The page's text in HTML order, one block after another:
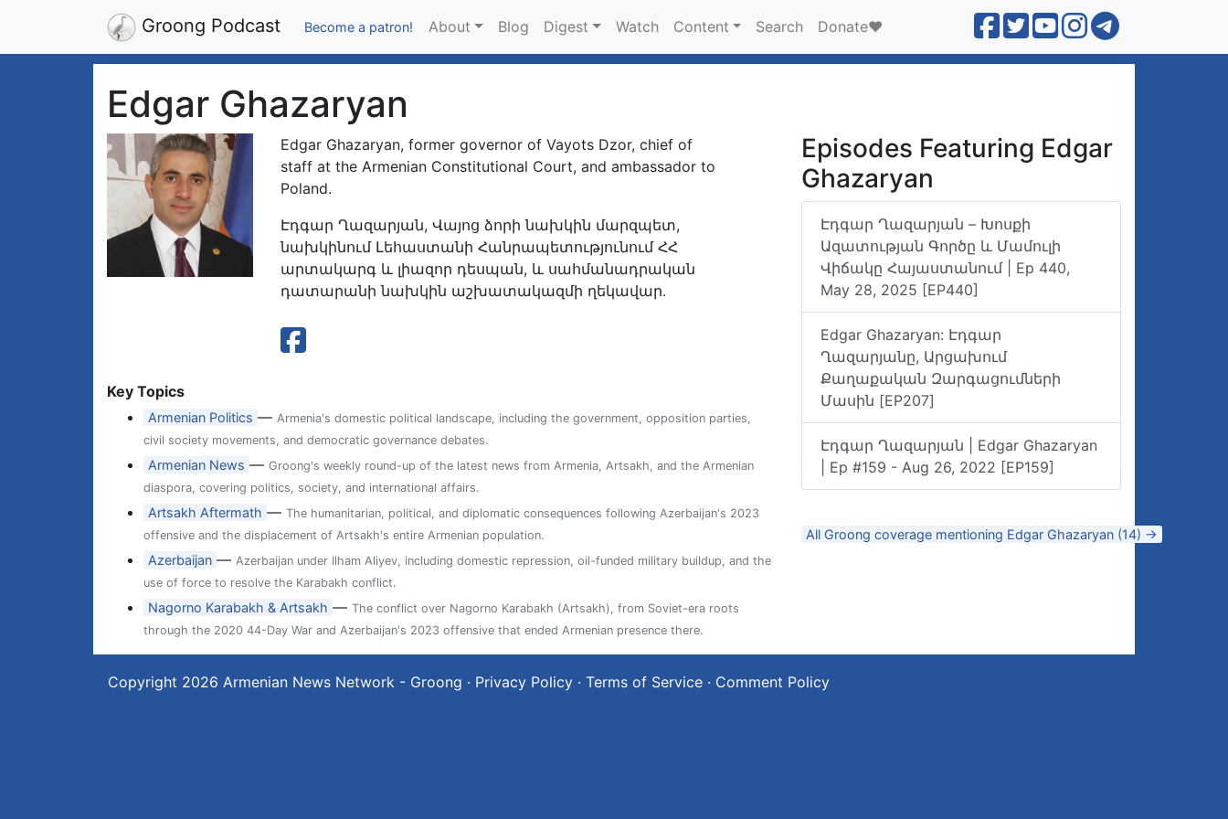
Groong Podcast Become a patron! About Blog Digest Watch Content Search Donate❤️
Edgar Ghazaryan
Edgar Ghazaryan, former governor of Vayots Dzor, chief of
staff at the Armenian Constitutional Court, and ambassador to
Poland.
Էդգար Ղազարյան, Վայոց ձորի նախկին մարզպետ,
նախկինում Լեհաստանի Հանրապետությունում ՀՀ
արտակարգ և լիազոր դեսպան, և սահմանադրական
դատարանի նախկին աշխատակազմի ղեկավար.
Key Topics
Armenian Politics —Armenia's domestic political landscape, including the government, opposition parties,
civil society movements, and democratic governance debates.
Armenian News —Groong's weekly round-up of the latest news from Armenia, Artsakh, and the Armenian
diaspora, covering politics, society, and international affairs.
Artsakh Aftermath —The humanitarian, political, and diplomatic consequences following Azerbaijan's 2023
offensive and the displacement of Artsakh's entire Armenian population.
Azerbaijan —Azerbaijan under Ilham Aliyev, including domestic repression, oil-funded military buildup, and the
use of force to resolve the Karabakh conflict.
Nagorno Karabakh & Artsakh —The conflict over Nagorno Karabakh (Artsakh), from Soviet-era roots
through the 2020 44-Day War and Azerbaijan's 2023 offensive that ended Armenian presence there.
Episodes Featuring Edgar
Ghazaryan
Էդգար Ղազարյան – Խոսքի
Ազատության Գործը ԵՒ Մամուլի
Վիճակը Հայաստանում | Ep 440,
May 28, 2025 [EP440]
Edgar Ghazaryan: Էդգար
Ղազարյանը, Արցախում
Քաղաքական Զարգացումների
Մասին [EP207]
Էդգար Ղազարյան | Edgar Ghazaryan
| Ep #159 - Aug 26, 2022 [EP159]
All Groong coverage mentioning Edgar Ghazaryan (14) →
Copyright 2026 Armenian News Network - Groong · Privacy Policy · Terms of Service · Comment Policy